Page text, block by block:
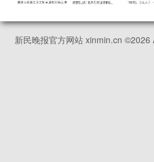
新民晚报官方网站 xinmin.cn ©2026